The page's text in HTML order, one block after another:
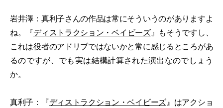
岩井澤：真利子さんの作品は常にそういうのがありますよ
ね。『ディストラクション・ベイビーズ』もそうですし、
これは役者のアドリブではないかと常に感じるところがあ
るのですが、でも実は結構計算された演出なのでしょう
か。
真利子：『ディストラクション・ベイビーズ』はアクショ